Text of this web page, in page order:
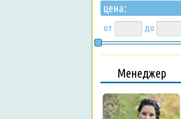
цена:
от до
Менеджер